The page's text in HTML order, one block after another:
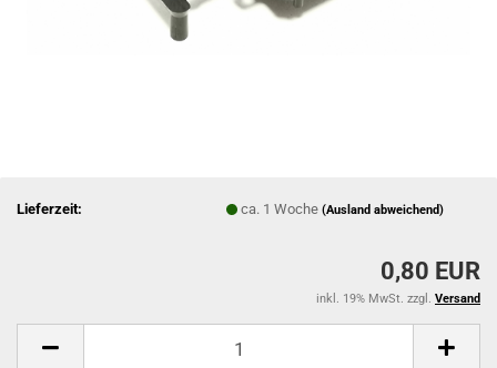
Lieferzeit: ca. 1 Woche(Ausland abweichend)
0,80 EUR
inkl. 19% MwSt. zzgl. Versand